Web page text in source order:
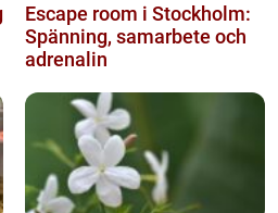
Escape room i Stockholm:
Spänning, samarbete och
adrenalin